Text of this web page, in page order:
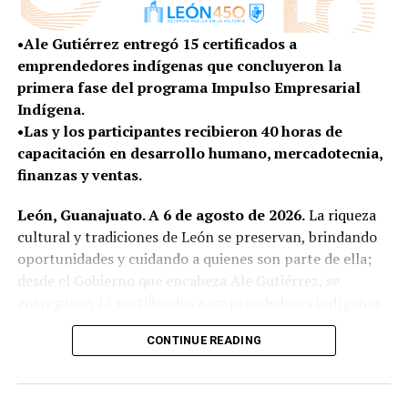
Además, se impulsan programas gratuitos de
capacitación en herramientas como idiomas, Excel,
Word e inteligencia artificial, además de acercar
oportunidades laborales mediante Chamba Módulo,
plataforma que mantiene actualizadas las vacantes
disponibles para perfiles que van desde educación básica
hasta nivel profesional.
atracción de inversiones, en un año y medio, León
registra 531 millones de dólares en inversiones
internacional, que representan más de 10 mil empleos
comprometidos, oportunidades que fortalecen la
un destino competitivo para el desarrollo de nuevos
proyectos empresariales.
La ANIVIP agrupa a fabricantes de elementos
•Ale Gutiérrez entregó 15 certificados a
emprendedores indígenas que concluyeron la
primera fase del programa Impulso Empresarial
Indígena.
•Las y los participantes recibieron 40 horas de
capacitación en desarrollo humano, mercadotecnia,
finanzas y ventas.
León, Guanajuato. A 6 de agosto de 2026.La riqueza
cultural y tradiciones de León se preservan, brindando
oportunidades y cuidando a quienes son parte de ella;
desde el Gobierno que encabeza Ale Gutiérrez, se
que fortalecieron sus negocios a través del programa
Impulso Empresarial Indígena.
En el marco del Día Internacional de los Pueblos
CONTINUE READING